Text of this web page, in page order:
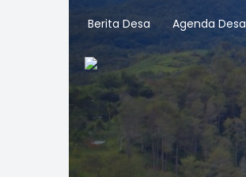
Berita Desa Agenda Desa